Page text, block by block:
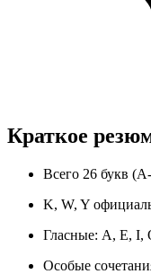
Краткое
Всего 26 букв
K, W, Y
Гласные: A, E, I,
Особые